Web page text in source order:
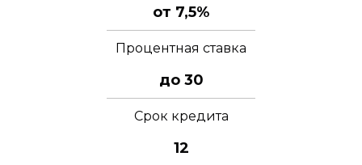
от 7,5%
Процентная ставка
до 30
Срок кредита
12